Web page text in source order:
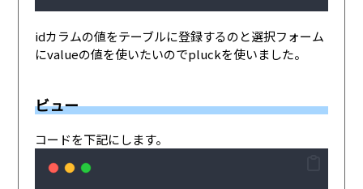
idカラムの値をテーブルに登録するのと選択フォーム
にvalueの値を使いたいのでpluckを使いました。
ビュー
コードを下記にします。